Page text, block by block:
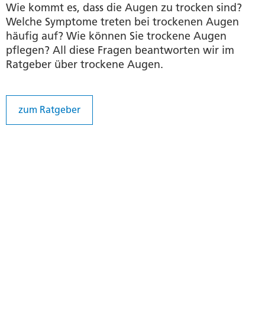
Wie kommt es, dass die Augen zu trocken sind?
Welche Symptome treten bei trockenen Augen
häufig auf? Wie können Sie trockene Augen
pflegen? All diese Fragen beantworten wir im
Ratgeber über trockene Augen.
zum Ratgeber